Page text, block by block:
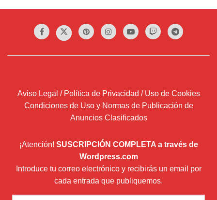
Aviso Legal / Política de Privacidad / Uso de Cookies
Condiciones de Uso y Normas de Publicación de
Anuncios Clasificados
¡Atención! SUSCRIPCIÓN COMPLETA a través de
Wordpress.com
Introduce tu correo electrónico y recibirás un email por
cada entrada que publiquemos.